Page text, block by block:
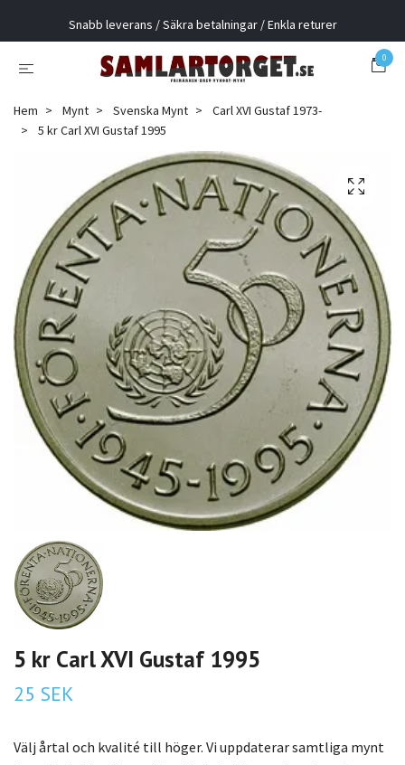
Snabb leverans / Säkra betalningar / Enkla returer
0
Hem Mynt Svenska Mynt
Carl XVI Gustaf 1973-
5 kr Carl XVI Gustaf 1995
5 kr Carl XVI Gustaf 1995
25 SEK
Välj årtal och kvalité till höger. Vi uppdaterar samtliga mynt